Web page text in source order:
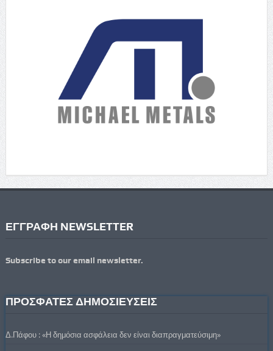
ΕΓΓΡΑΦΗ NEWSLETTER
Subscribe to our email newsletter.
ΠΡΟΣΦΑΤΕΣ ΔΗΜΟΣΙΕΥΣΕΙΣ
Δ.Πάφου : «Η δημόσια ασφάλεια δεν είναι διαπραγματεύσιμη»